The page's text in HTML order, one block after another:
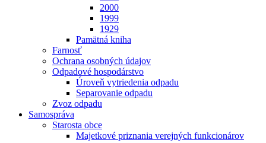
2000
1999
1929
Pamätná kniha
Farnosť
Ochrana osobných údajov
Odpadové hospodárstvo
Úroveň vytriedenia odpadu
Separovanie odpadu
Zvoz odpadu
Samospráva
Starosta obce
Majetkové priznania verejných funkcionárov